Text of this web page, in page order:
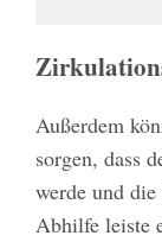
Außerdem
sorgen, dass
werde und
Abhilfe leiste